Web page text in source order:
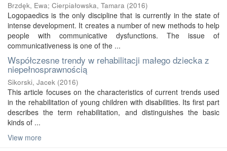
Brzdęk, Ewa; Cierpiałowska, Tamara (2016)
Logopaedics is the only discipline that is currently in the state of
intense development. It creates a number of new methods to help
people with communicative dysfunctions. The issue of
communicativeness is one of the ...
Współczesne trendy w rehabilitacji małego dziecka z
niepełnosprawnością
Sikorski, Jacek (2016)
This article focuses on the characteristics of current trends used
in the rehabilitation of young children with disabilities. Its first part
describes the term rehabilitation, and distinguishes the basic
kinds of ...
View more